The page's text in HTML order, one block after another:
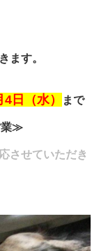
ます。
日（水） まで
業≫
させていただき